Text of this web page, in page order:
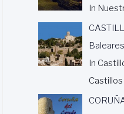
In
Baleares
In